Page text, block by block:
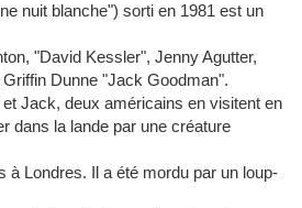
nuit blanche") sorti en 1981 est un
"David Kessler", Jenny Agutter,
Dunne "Jack Goodman".
Jack, deux américains en visitent en
dans la lande par une créature
à Londres. Il a été mordu par un loup-